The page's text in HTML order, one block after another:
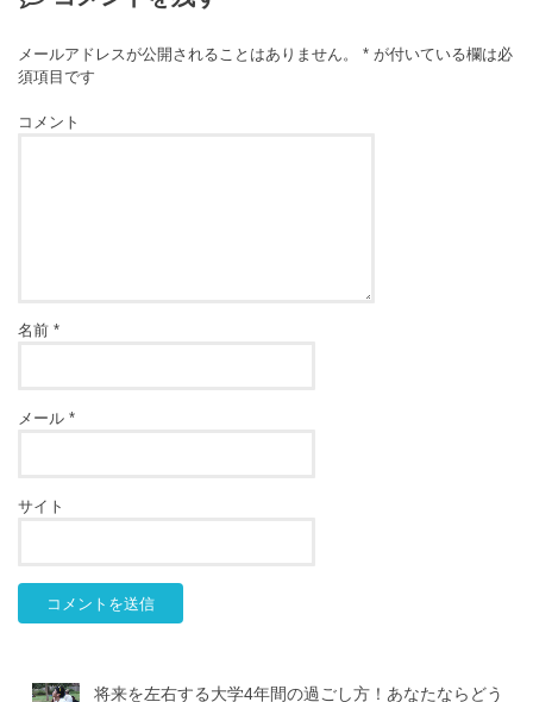
メールアドレスが公開されることはありません。 * が付いている欄は必
須項目です
コメント
名前*
メール*
サイト
将来を左右する大学4年間の過ごし方！あなたならどう